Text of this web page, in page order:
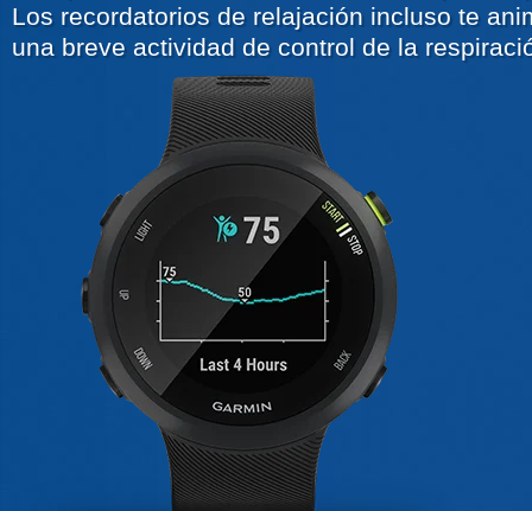
Los recordatorios de relajación incluso te
una breve actividad de control de la